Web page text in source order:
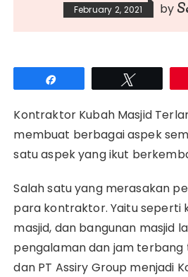
February 2, 2021 by
Kontraktor Kubah Masjid
membuat berbagai aspek
satu aspek yang ikut
Salah satu yang merasakan
para kontraktor.Yaitu seperti
masjid, dan bangunan masjid
pengalaman dan jam terbang
dan PT Assiry Group menjadi